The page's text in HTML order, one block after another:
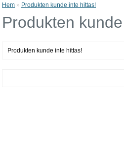
Hem » Produkten kunde inte hittas!
Produkten
Produkten kunde inte hittas!